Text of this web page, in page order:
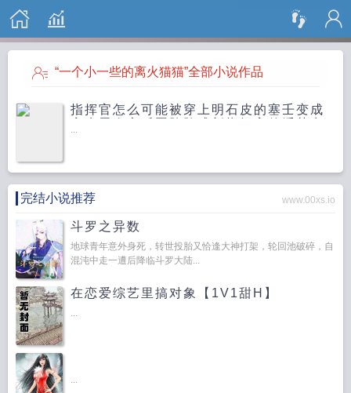
搜 索
“一个小一些的离火猫猫”全部小说作品
指挥官怎么可能被穿上明石皮的塞壬变成
...
完结小说推荐 www.00xs.io
斗罗之异数
地球青年意外身死，转世投胎又恰逢大神打架，轮回池破碎，自
混沌中走一遭后降临斗罗大陆...
在恋爱综艺里搞对象【1V1甜H】
...
...